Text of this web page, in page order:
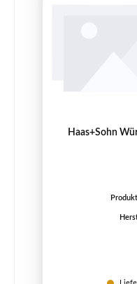
Haas+Sohn